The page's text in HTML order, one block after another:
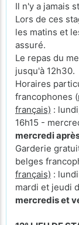
Il n'y a jamais
Lors de ces
les matins et
assuré.
Le repas du
jusqu'à 12h30.
Horaires
francophones (
français) :
16h15 -
mercredi
Garderie
belges
français) :
mardi et jeudi
mercredis et